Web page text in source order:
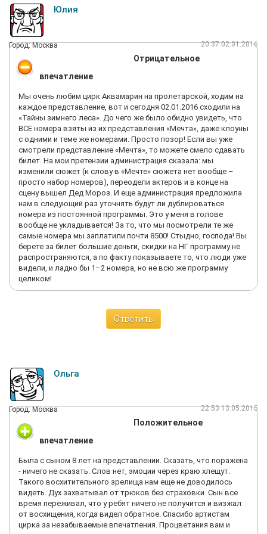
денег у простого населения. Всем спасибо за внимание.
Юлия
Город: Москва 20:37 02.01.2016
Отрицательное
впечатление
Мы очень любим цирк Аквамарин на пролетарской, ходим на
каждое представление, вот и сегодня 02.01.2016 сходили на
«Тайны зимнего леса». До чего же было обидно увидеть, что
ВСЕ номера взяты из их представления «Мечта», даже клоуны
с одними и теме же номерами. Просто позор! Если вы уже
смотрели представление «Мечта», то можете смело сдавать
билет. На мои претензии администрация сказала: мы
изменили сюжет (к слову в «Мечте» сюжета нет вообще –
просто набор номеров), переодели актеров и в конце на
сцену вышел Дед Мороз. И еще администрация предложила
нам в следующий раз уточнять будут ли дублироваться
номера из постоянной программы. Это у меня в голове
вообще не укладывается! За то, что мы посмотрели те же
самые номера мы заплатили почти 8500! Стыдно, господа! Вы
берете за билет большие деньги, скидки на НГ программу не
распространяются, а по факту показываете то, что люди уже
видели, и ладно бы 1–2 номера, но не всю же программу
целиком!
Ответить
Ольга
Город: Москва 22:53 13.05.2015
Положительное
впечатление
Была с сыном 8 лет на представлении. Сказать, что поражена
- ничего не сказать. Слов нет, эмоции через краю хлещут.
Такого восхитительного зрелища нам еще не доводилось
видеть. Дух захватывал от трюков без страховки. Сын все
время переживал, что у ребят ничего не получится и визжал
от восхищения, когда видел обратное. Спасибо артистам
цирка за незабываемые впечатления. Процветания вам и